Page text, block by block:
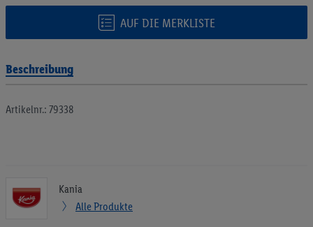
AUF DIE MERKLISTE
Beschreibung
Artikelnr.: 79338
Kania
Alle Produkte